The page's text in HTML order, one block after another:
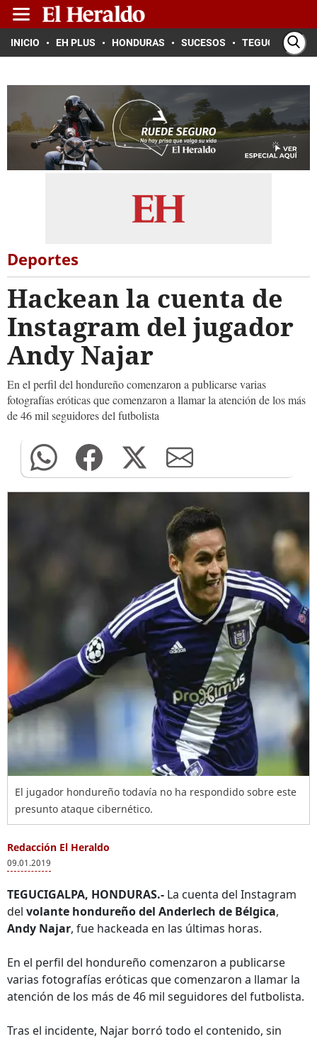
INICIO EH PLUS HONDURAS SUCESOS TEGUCIGALPA
Deportes
Hackean la cuenta de
Instagram del jugador
Andy Najar
En el perfil del hondureño comenzaron a publicarse varias
fotografías eróticas que comenzaron a llamar la atención de los más
de 46 mil seguidores del futbolista
El jugador hondureño todavía no ha respondido sobre este
presunto ataque cibernético.
Redacción El Heraldo
09.01.2019
TEGUCIGALPA, HONDURAS.- La cuenta del Instagram
del volante hondureño del Anderlech de Bélgica,
Andy Najar, fue hackeada en las últimas horas.
En el perfil del hondureño comenzaron a publicarse
varias fotografías eróticas que comenzaron a llamar la
atención de los más de 46 mil seguidores del futbolista.
Tras el incidente, Najar borró todo el contenido, sin